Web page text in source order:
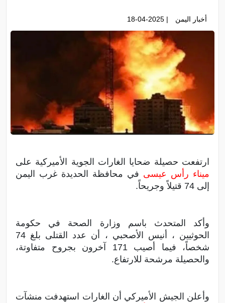
أخبار اليمن | 18-04-2025
ارتفعت حصيلة ضحايا الغارات الجوية الأميركية على
ميناء رأس عيسى في محافظة الحديدة غرب اليمن
إلى 74 قتيلاً وجريحاً.
وأكد المتحدث باسم وزارة الصحة في حكومة
الحوثيين ، أنيس الأصحبي ، أن عدد القتلى بلغ 74
شخصاً، فيما أصيب 171 آخرون بجروح متفاوتة،
والحصيلة مرشحة للارتفاع.
وأعلن الجيش الأميركي أن الغارات استهدفت منشآت